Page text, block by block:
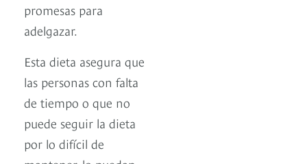
promesas para
adelgazar.
Esta dieta asegura que
las personas con falta
de tiempo o que no
puede seguir la dieta
por lo difícil de